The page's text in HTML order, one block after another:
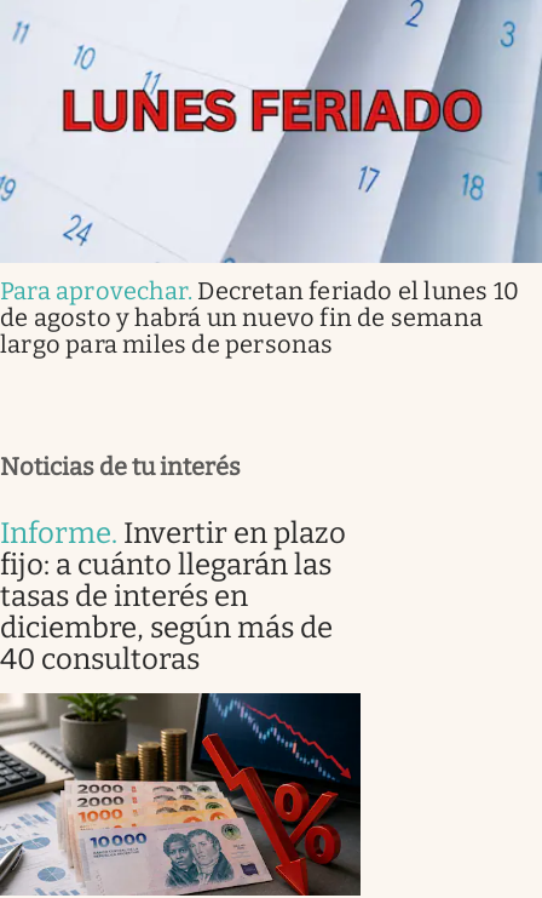
Para aprovechar. Decretan feriado el lunes 10
de agosto y habrá un nuevo fin de semana
largo para miles de personas
Noticias de tu interés
Informe. Invertir en plazo
fijo: a cuánto llegarán las
tasas de interés en
diciembre, según más de
40 consultoras